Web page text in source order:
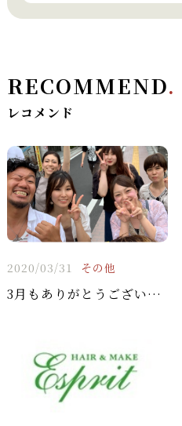
RECOMMEND.
レコメンド
2020/03/31 その他
3月もありがとうございました！！